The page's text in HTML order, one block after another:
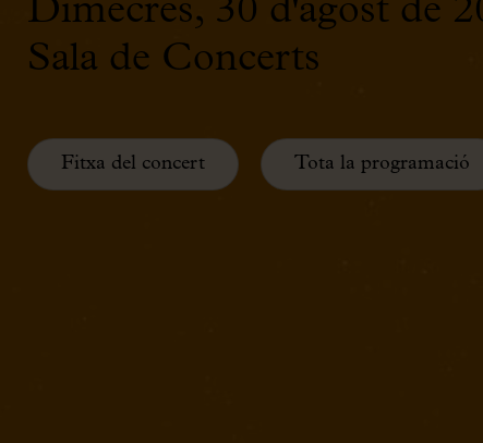
Dimecres, 30 d'agost de
Sala de Concerts
Fitxa del concert Tota la programació